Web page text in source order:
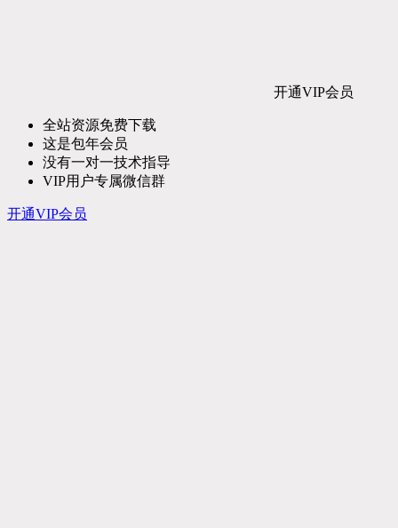
开通VIP会员
全站资源免费下载
这是包年会员
没有一对一技术指导
VIP用户专属微信群
开通VIP会员